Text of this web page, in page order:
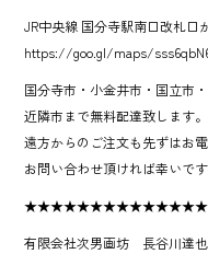
JR中央線 国分寺駅南口改札口
https://goo.gl/maps/
国分寺市・小金井市・国立市
近隣市まで無料配達致します。
遠方からのご注文も先ずはお
お問い合わせ頂ければ幸いです
有限会社次男画坊 長谷川達也